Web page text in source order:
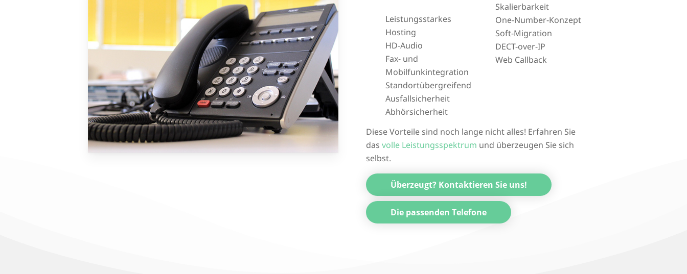
Leistungsstarkes
Hosting
HD-Audio
Fax- und
Mobilfunkintegration
Standortübergreifend
Ausfallsicherheit
Abhörsicherheit
Skalierbarkeit
One-Number-Konzept
Soft-Migration
DECT-over-IP
Web Callback
Diese Vorteile sind noch lange nicht alles! Erfahren Sie
das volle Leistungsspektrum und überzeugen Sie sich
selbst.
Überzeugt? Kontaktieren Sie uns!
Die passenden Telefone